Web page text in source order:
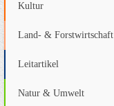
Kultur
Land- & Forstwirtschaft
Leitartikel
Natur & Umwelt